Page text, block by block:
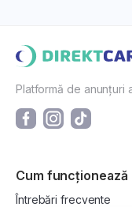
Platformă de anunțuri
Cum funcționează
Întrebări frecvente